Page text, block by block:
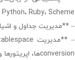
Python، Ruby، Scheme و همچنین زبان‌های کامپایل‌شونده مانند C، C++ و Java.
– **مدیریت جداول و
conversion‌ها، اپریتورها و انواع تعاریف خاص.